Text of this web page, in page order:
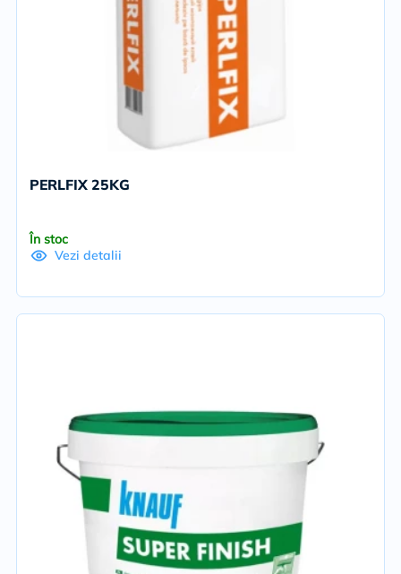
PERLFIX 25KG
În stoc
Vezi detalii